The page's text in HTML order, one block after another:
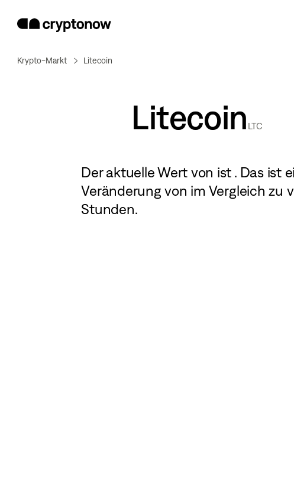
Krypto-Markt Litecoin
Litecoin LTC
Der aktuelle Wert von ist . Das ist
Veränderung von im Vergleich zu
Stunden.